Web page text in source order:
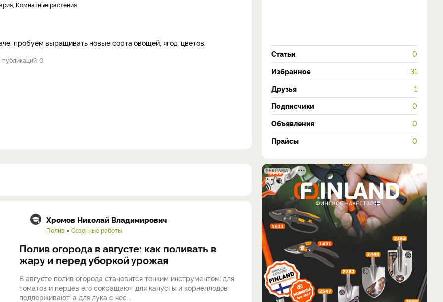
Комнатные растения
пробуем выращивать новые сорта овощей, ягод, цветов.
публикаций: 0
Хромов Николай Владимирович
Полив Сезонные работы
Полив огорода в августе: как поливать в
жару и перед уборкой урожая
В августе полив огорода становится тонким инструментом: для
томатов и перцев его сокращают, для капусты и корнеплодов
поддерживают, а для лука с чес...
Статьи 0
Избранное 31
Друзья 1
Подписчики 0
Объявления 0
Прайсы 0
РЕКЛАМА